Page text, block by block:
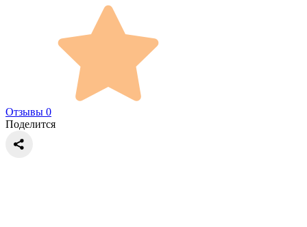
Отзывы 0
Поделится